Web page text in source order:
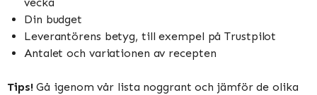
Din budget
Leverantörens betyg, till exempel på Trustpilot
Antalet och variationen av recepten
Tips!Gå igenom vår lista noggrant och jämför de olika